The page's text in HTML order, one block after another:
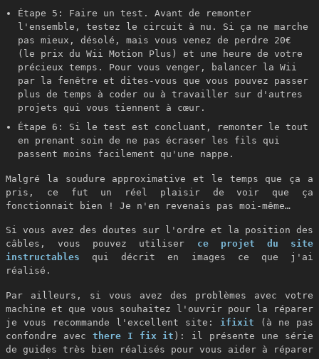
Étape 5: Faire un test. Avant de remonter
l'ensemble, testez le circuit à nu. Si ça ne marche
pas mieux, désolé, mais vous venez de perdre 20€
(le prix du Wii Motion Plus) et une heure de votre
précieux temps. Pour vous venger, balancer la Wii
par la fenêtre et dites-vous que vous pouvez passer
plus de temps à coder ou à travailler sur d'autres
projets qui vous tiennent à cœur.
Étape 6: Si le test est concluant, remonter le tout
en prenant soin de ne pas écraser les fils qui
passent moins facilement qu'une nappe.
Malgré la soudure approximative et le temps que ça a
pris, ce fut un réel plaisir de voir que ça
fonctionnait bien ! Je n'en revenais pas moi-même…
Si vous avez des doutes sur l'ordre et la position des
câbles, vous pouvez utiliser ce projet du site
instructables qui décrit en images ce que j'ai
réalisé.
Par ailleurs, si vous avez des problèmes avec votre
machine et que vous souhaitez l'ouvrir pour la réparer
je vous recommande l'excellent site: ifixit (à ne pas
confondre avec there I fix it ): il présente une série
de guides très bien réalisés pour vous aider à réparer